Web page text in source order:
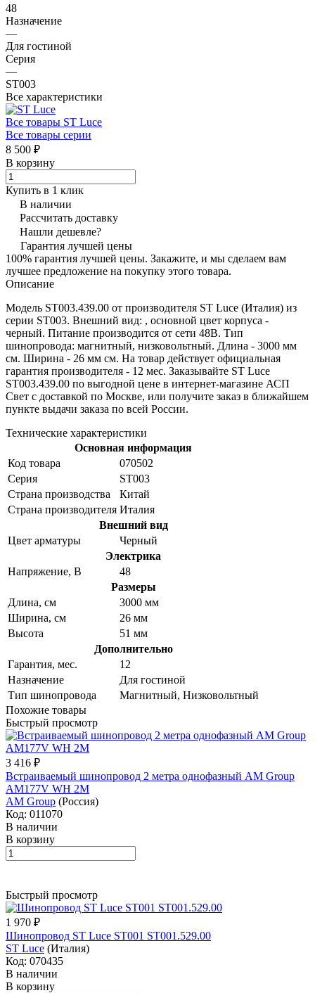
48
Назначение
—
Для гостиной
Серия
—
ST003
Все характеристики
Все товары ST Luce
Все товары серии
8 500 ₽
В корзину
Купить в 1 клик
В наличии
Рассчитать доставку
Нашли дешевле?
Гарантия лучшей цены
100% гарантия лучшей цены. Закажите, и мы сделаем вам
лучшее предложение на покупку этого товара.
Описание
Модель ST003.439.00 от производителя ST Luce (Италия) из
серии ST003. Внешний вид: , основной цвет корпуса -
черный. Питание производится от сети 48В. Тип
шинопровода: магнитный, низковольтный. Длина - 3000 мм
см. Ширина - 26 мм см. На товар действует официальная
гарантия производителя - 12 мес. Заказывайте ST Luce
ST003.439.00 по выгодной цене в интернет-магазине АСП
Свет с доставкой по Москве, или получите заказ в ближайшем
пункте выдачи заказа по всей России.
Технические характеристики
Основная информация
Код товара
070502
Серия
ST003
Страна производства
Китай
Страна производителя Италия
Внешний вид
Цвет арматуры
Черный
Электрика
Напряжение, В
48
Размеры
Длина, см
3000 мм
Ширина, см
26 мм
Высота
51 мм
Дополнительно
Гарантия, мес.
12
Назначение
Для гостиной
Тип шинопровода
Магнитный, Низковольтный
Похожие товары
Быстрый просмотр
3 416 ₽
Встраиваемый шинопровод 2 метра однофазный AM Group
AM177V WH 2M
AM Group (Россия)
Код: 011070
В наличии
В корзину
Быстрый просмотр
1 970 ₽
Шинопровод ST Luce ST001 ST001.529.00
ST Luce (Италия)
Код: 070435
В наличии
В корзину